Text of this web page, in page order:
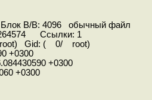
В/В: 4096 обычный файл
Ссылки: 1
root) Gid: ( 0/ root)
+0300
+0300
+0300